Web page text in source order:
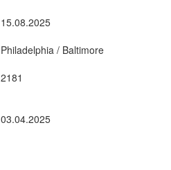
15.08.2025
Philadelphia / Baltimore
2181
03.04.2025